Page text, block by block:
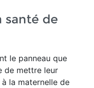
santé de
le panneau que
de mettre leur
la maternelle de